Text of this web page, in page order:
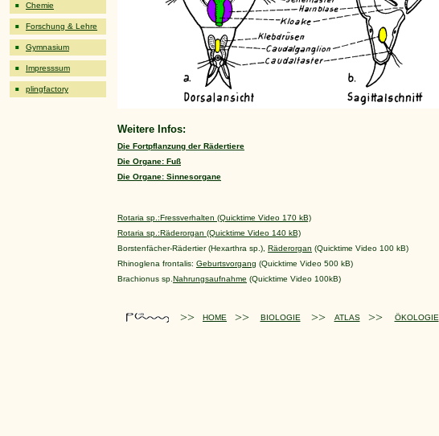
Weitere Infos:
Die Fortpflanzung der Rädertiere
Die Organe: Fuß
Die Organe: Sinnesorgane
Rotaria sp.:Fressverhalten (Quicktime Video 170 kB)
Rotaria sp.:Räderorgan (Quicktime Video 140 kB)
Borstenfächer-Rädertier (Hexarthra sp.), Räderorgan (Quicktime Video 100 kB)
Rhinoglena frontalis: Geburtsvorgang (Quicktime Video 500 kB)
Brachionus sp. Nahrungsaufnahme (Quicktime Video 100kB)
>> HOME >> BIOLOGIE >> ATLAS >> ÖKOLOGIE
Chemie
Forschung & Lehre
Gymnasium
Impresssum
plingfactory